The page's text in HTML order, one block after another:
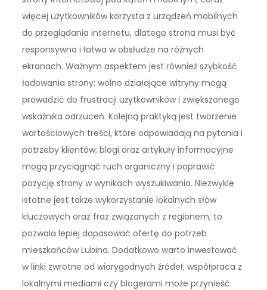
więcej użytkowników korzysta z urządzeń mobilnych
do przeglądania internetu, dlatego strona musi być
responsywna i łatwa w obsłudze na różnych
ekranach. Ważnym aspektem jest również szybkość
ładowania strony; wolno działające witryny mogą
prowadzić do frustracji użytkowników i zwiększonego
wskaźnika odrzuceń. Kolejną praktyką jest tworzenie
wartościowych treści, które odpowiadają na pytania i
potrzeby klientów; blogi oraz artykuły informacyjne
mogą przyciągnąć ruch organiczny i poprawić
pozycję strony w wynikach wyszukiwania. Niezwykle
istotne jest także wykorzystanie lokalnych słów
kluczowych oraz fraz związanych z regionem; to
pozwala lepiej dopasować ofertę do potrzeb
mieszkańców Lubina. Dodatkowo warto inwestować
w linki zwrotne od wiarygodnych źródeł; współpraca z
lokalnymi mediami czy blogerami może przynieść